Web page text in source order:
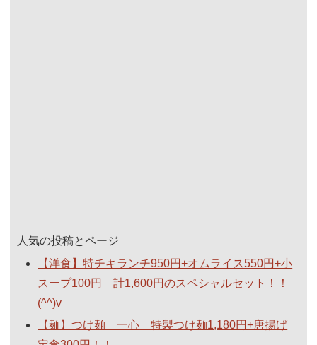
人気の投稿とページ
【洋食】特チキランチ950円+オムライス550円+小
スープ100円 計1,600円のスペシャルセット！！
(^^)v
【麺】つけ麺 一心 特製つけ麺1,180円+唐揚げ